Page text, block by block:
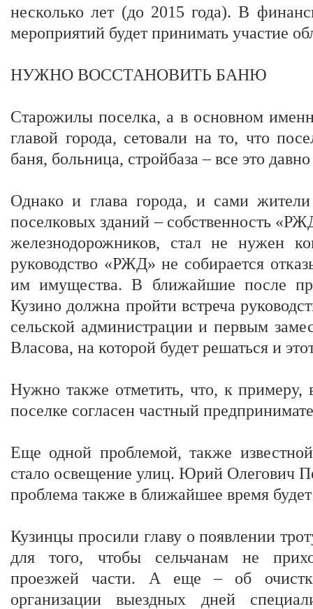
несколько лет (до 2015 года). В
мероприятий будет принимать участие
НУЖНО ВОССТАНОВИТЬ БАНЮ
Старожилы поселка, а в основном
главой города, сетовали на то, что
баня, больница, стройбаза – все это
Однако и глава города, и сами
поселковых зданий – собственность
железнодорожников, стал не нужен
руководство «РЖД» не собирается
им имущества. В ближайшие после
Кузино должна пройти встреча
сельской администрации и первым
Власова, на которой будет решаться и
Нужно также отметить, что, к примеру,
поселке согласен частный
Еще одной проблемой, также
стало освещение улиц. Юрий Олегович
проблема также в ближайшее время
Кузинцы просили главу о появлении
для того, чтобы сельчанам не
проезжей части. А еще – об
организации выездных дней